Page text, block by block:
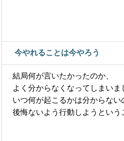
今やれることは今やろう
結局何が言いたかったのか、
よく分からなくなってしまいま
いつ何が起こるかは分からない
後悔ないよう行動しようという